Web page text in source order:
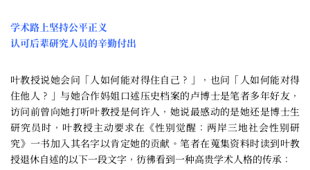
学术路上坚持公平正义
认可后辈研究人员的辛勤付出
叶教授说她会问「人如何能对得住自己？」，也问「人如何能对得
住他人？」与她合作妈姐口述压史档案的卢博士是笔者多年好友，
访问前曾向她打听叶教授是何许人，她说最感动的是她还是博士生
研究员时，叶教授主动要求在《性别觉醒：两岸三地社会性别研
究》一书加入其名字以肯定她的贡献。笔者在蒐集资料时读到叶教
授退休自述的以下一段文字，彷彿看到一种高贵学术人格的传承：